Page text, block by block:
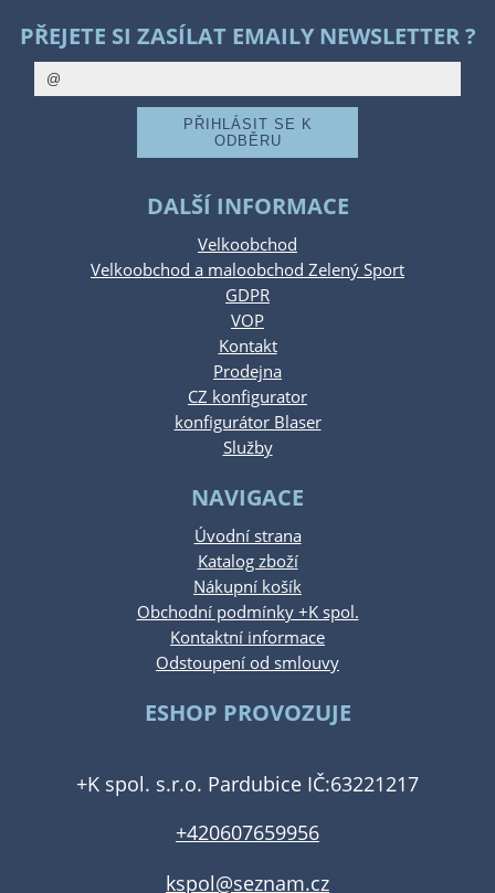
PŘEJETE SI ZASÍLAT EMAILY NEWSLETTER ?
DALŠÍ INFORMACE
Velkoobchod
Velkoobchod a maloobchod Zelený Sport
GDPR
VOP
Kontakt
Prodejna
CZ konfigurator
konfigurátor Blaser
Služby
NAVIGACE
Úvodní strana
Katalog zboží
Nákupní košík
Obchodní podmínky +K spol.
Kontaktní informace
Odstoupení od smlouvy
ESHOP PROVOZUJE
+K spol. s.r.o. Pardubice IČ:63221217
+420607659956
kspol@seznam.cz